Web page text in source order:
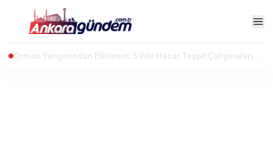
Ankara'da Yangın Dehşeti: 3 Ev Alevlere Teslim Oldu